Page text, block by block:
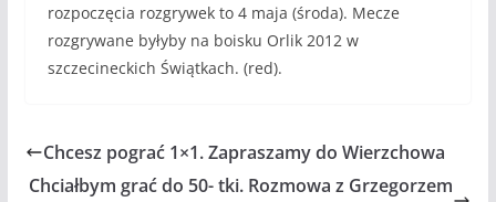
rozpoczęcia rozgrywek to 4 maja (środa). Mecze
rozgrywane byłyby na boisku Orlik 2012 w
szczecineckich Świątkach. (red).
Chcesz pograć 1×1. Zapraszamy do Wierzchowa
Chciałbym grać do 50- tki. Rozmowa z Grzegorzem